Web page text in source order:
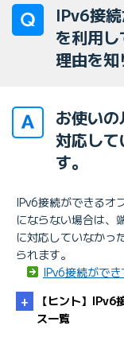
IPv6接
を利用
理由を
お使い
対応し
す。
IPv6接続ができるオ
にならない場合は、
に対応していなかっ
られます。
IPv6接続がで
【ヒント】IPv6
ス一覧